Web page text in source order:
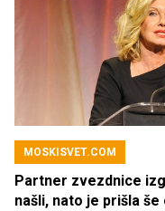
MOSKISVET.COM
Partner zvezdnice
našli, nato je prišla